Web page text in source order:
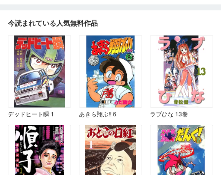
今読まれている人気無料作品
デッドヒート瞬 1 あきら翔ぶ!! 6 ラブひな 13巻